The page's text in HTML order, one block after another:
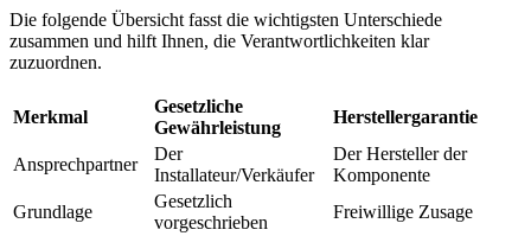
Die folgende Übersicht fasst die wichtigsten Unterschiede
zusammen und hilft Ihnen, die Verantwortlichkeiten klar
zuzuordnen.
Merkmal
Gesetzliche
Gewährleistung
Herstellergarantie
Ansprechpartner
Der
Installateur/Verkäufer
Der Hersteller der
Komponente
Grundlage
Gesetzlich
vorgeschrieben
Freiwillige Zusage